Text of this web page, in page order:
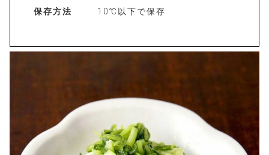
保存方法 10℃以下で保存